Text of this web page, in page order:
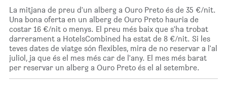
La mitjana de preu d'un alberg a Ouro Preto és de 35 €/nit.
Una bona oferta en un alberg de Ouro Preto hauria de
costar 16 €/nit o menys. El preu més baix que s'ha trobat
darrerament a HotelsCombined ha estat de 8 €/nit. Si les
teves dates de viatge són flexibles, mira de no reservar a l'al
juliol, ja que és el mes més car de l'any. El mes més barat
per reservar un alberg a Ouro Preto és el al setembre.